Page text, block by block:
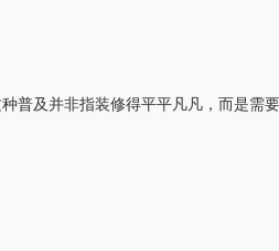
普及并非指装修得平平凡凡，而是需